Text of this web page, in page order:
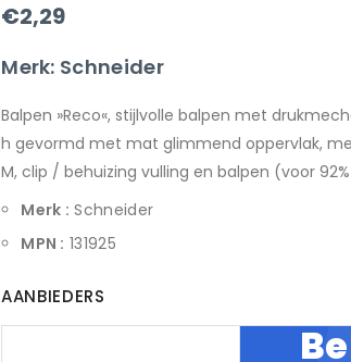
€2,29
Merk: Schneider
Balpen »Reco«, stijlvolle balpen met
h gevormd met mat glimmend oppervlak,
M, clip / behuizing vulling en balpen (voor
Merk : Schneider
MPN : 131925
AANBIEDERS